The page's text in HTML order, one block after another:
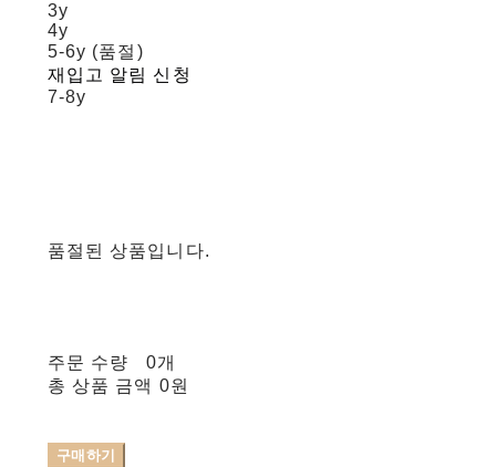
3y
4y
5-6y (품절)
재입고 알림 신청
7-8y
품절된 상품입니다.
주문 수량
0개
총 상품 금액 0원
구매하기